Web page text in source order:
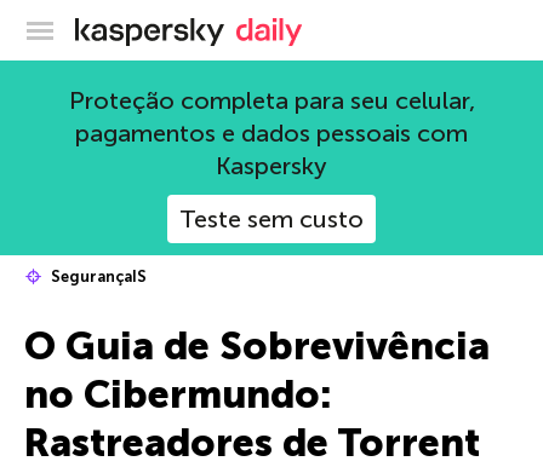
Blog oficial da Kaspersky
Proteção completa para seu celular,
pagamentos e dados pessoais com
Kaspersky
Teste sem custo
SegurançaIS
O Guia de Sobrevivência
no Cibermundo:
Rastreadores de Torrent